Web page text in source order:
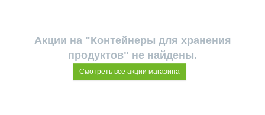
Акции на "Контейнеры для хранения
продуктов" не найдены.
Смотреть все акции магазина